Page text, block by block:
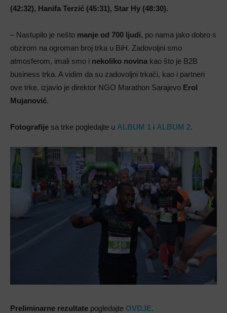
(42:32), Hanifa Terzić (45:31), Star Hy (48:30).
– Nastupilo je nešto manje od 700 ljudi, po nama jako dobro s
obzirom na ogroman broj trka u BiH. Zadovoljni smo
atmosferom, imali smo i nekoliko novina kao što je B2B
business trka. A vidim da su zadovoljni trkači, kao i partneri
ove trke, izjavio je direktor NGO Marathon Sarajevo Erol
Mujanović.
Fotografije sa trke pogledajte u ALBUM 1 i ALBUM 2.
Preliminarne rezultate pogledajte OVDJE.